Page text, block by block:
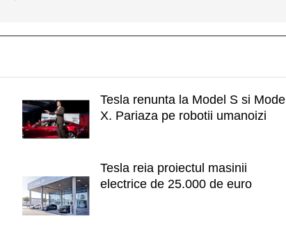
Tesla renunta la Model S si Model
X. Pariaza pe robotii umanoizi
Tesla reia proiectul masinii
electrice de 25.000 de euro